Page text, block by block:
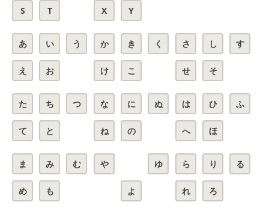
S T X Y
あ い う
え お
か き く
け こ
さ し す
せ そ
た ち つ
て と
な に ぬ
ね の
は ひ ふ
へ ほ
ま み む
め も
や ゆ
よ
ら り る
れ ろ